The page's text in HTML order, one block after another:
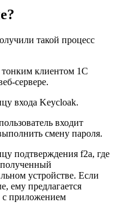
такой процесс
тонким клиентом 1С
входа Keycloak.
входит
смену пароля.
подтверждения f2a, где
устройстве. Если
ему предлагается
с приложением